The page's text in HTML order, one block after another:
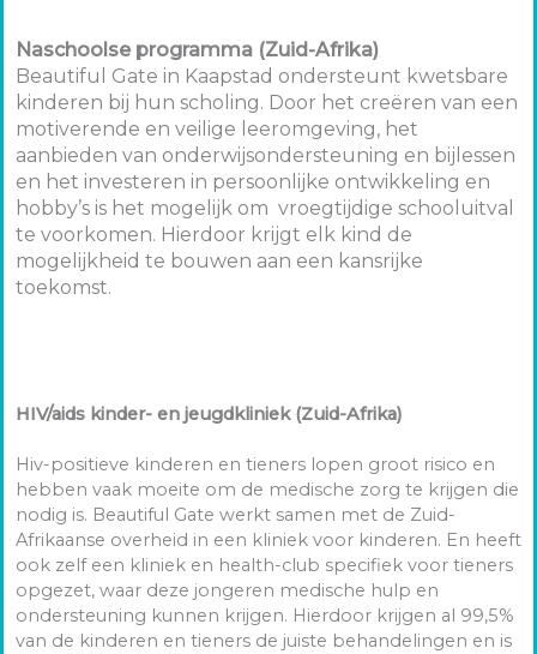
Naschoolse programma (Zuid-Afrika)
Beautiful Gate in Kaapstad ondersteunt kwetsbare
kinderen bij hun scholing. Door het creëren van een
motiverende en veilige leeromgeving, het
aanbieden van onderwijsondersteuning en bijlessen
en het investeren in persoonlijke ontwikkeling en
hobby’s is het mogelijk om vroegtijdige schooluitval
te voorkomen. Hierdoor krijgt elk kind de
mogelijkheid te bouwen aan een kansrijke
toekomst.
HIV/aids kinder- en jeugdkliniek (Zuid-Afrika)
Hiv-positieve kinderen en tieners lopen groot risico en
hebben vaak moeite om de medische zorg te krijgen die
nodig is. Beautiful Gate werkt samen met de Zuid-
Afrikaanse overheid in een kliniek voor kinderen. En heeft
ook zelf een kliniek en health-club specifiek voor tieners
opgezet, waar deze jongeren medische hulp en
ondersteuning kunnen krijgen. Hierdoor krijgen al 99,5%
van de kinderen en tieners de juiste behandelingen en is